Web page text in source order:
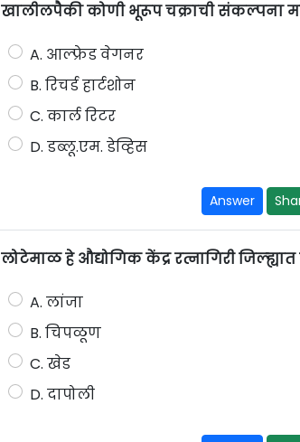
खालीलपैकी कोणी भूरूप चक्राची संकल्पना
A. आल्फ्रेड वेगनर
B. रिचर्ड हार्टशोन
C. कार्ल रिटर
D. डब्लू.एम. डेव्हिस
Answer
लोटेमाळ हे औद्योगिक केंद्र रत्नागिरी
A. लांजा
B. चिपळूण
C. खेड
D. दापोली